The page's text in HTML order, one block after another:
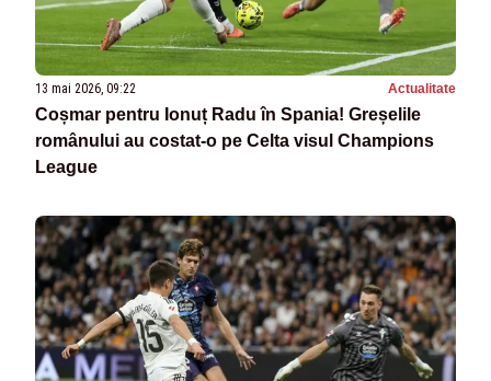
13 mai 2026, 09:22 Actualitate
Coșmar pentru Ionuț Radu în Spania! Greșelile
românului au costat-o pe Celta visul Champions
League